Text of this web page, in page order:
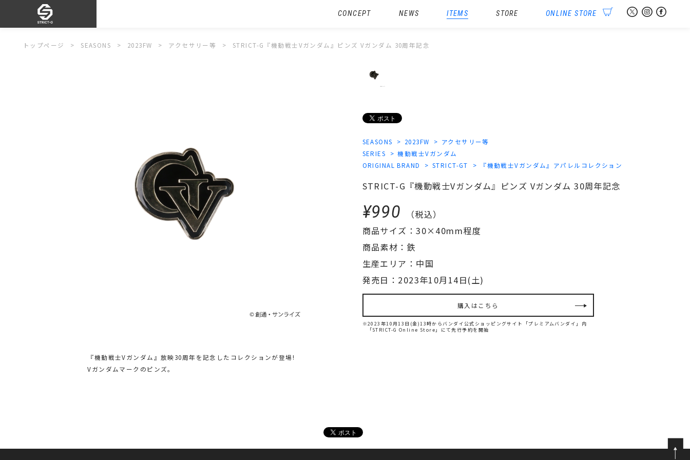
ITEMS
CONCEPT NEWS STORE ONLINE STORE
トップページ SEASONS 2023FW アクセサリー等 STRICT-G『機動戦士Vガンダム』ピンズ Vガンダム 30周年記念
SEASONS 2023FW
アクセサリー等
SERIES
機動戦士Vガンダム
ORIGINAL BRAND
STRICT-GT 『機動戦士Vガンダム』アパレルコレクション
STRICT-G『機動戦士Vガンダム』ピンズ Vガンダム 30周年記念
¥990
（税込）
商品サイズ：30×40mm程度
商品素材：鉄
生産エリア：中国
発売日：2023年10月14日(土)
購入はこちら
※2023年10月13日(金)13時からバンダイ公式ショッピングサイト「プレミアムバンダイ」内
「STRICT-G Online Store」にて先行予約を開始
『機動戦士Vガンダム』放映30周年を記念したコレクションが登場!
Vガンダムマークのピンズ。